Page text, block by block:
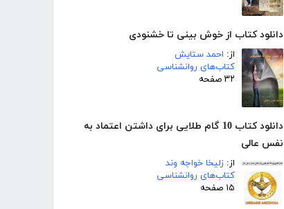
دانلود کتاب از خوش بینی تا خشنودی
از: احمد ستایش
کتاب‌های روانشناسی
۳۲ صفحه
دانلود کتاب 10 گام طلایی برای داشتن اعتماد به
نفس عالی
از: زلیخا خواجه وند
کتاب‌های روانشناسی
۱۵ صفحه